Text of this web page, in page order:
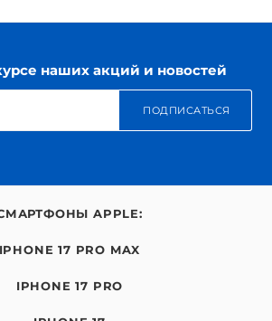
наших акций и новостей
ПОДПИСАТЬСЯ
APPLE:
IPHONE 17 PRO MAX
IPHONE 17 PRO